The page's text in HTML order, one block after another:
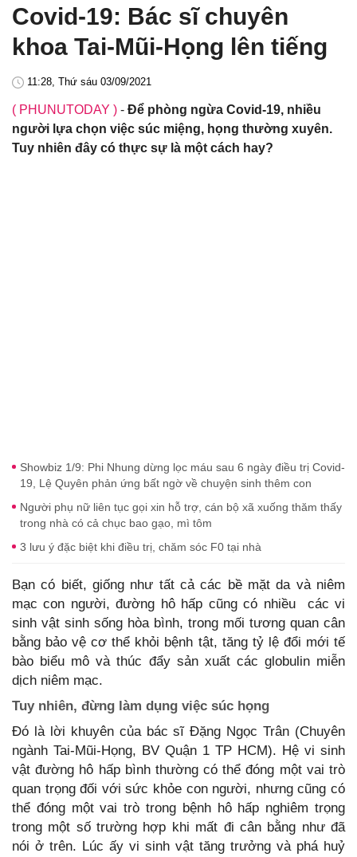
Covid-19: Bác sĩ chuyên
khoa Tai-Mũi-Họng lên tiếng
11:28, Thứ sáu 03/09/2021
( PHUNUTODAY ) - Để phòng ngừa Covid-19, nhiều
người lựa chọn việc súc miệng, họng thường xuyên.
Tuy nhiên đây có thực sự là một cách hay?
Showbiz 1/9: Phi Nhung dừng lọc máu sau 6 ngày điều trị Covid-
19, Lệ Quyên phản ứng bất ngờ về chuyện sinh thêm con
Người phụ nữ liên tục gọi xin hỗ trợ, cán bộ xã xuống thăm thấy
trong nhà có cả chục bao gạo, mì tôm
3 lưu ý đặc biệt khi điều trị, chăm sóc F0 tại nhà
Bạn có biết, giống như tất cả các bề mặt da và niêm
mạc con người, đường hô hấp cũng có nhiều các vi
sinh vật sinh sống hòa bình, trong mối tương quan cân
bằng bảo vệ cơ thể khỏi bệnh tật, tăng tỷ lệ đổi mới tế
bào biểu mô và thúc đẩy sản xuất các globulin miễn
dịch niêm mạc.
Tuy nhiên, đừng làm dụng việc súc họng
Đó là lời khuyên của bác sĩ Đặng Ngọc Trân (Chuyên
ngành Tai-Mũi-Họng, BV Quận 1 TP HCM). Hệ vi sinh
vật đường hô hấp bình thường có thể đóng một vai trò
quan trọng đối với sức khỏe con người, nhưng cũng có
thể đóng một vai trò trong bệnh hô hấp nghiêm trọng
trong một số trường hợp khi mất đi cân bằng như đã
nói ở trên. Lúc ấy vi sinh vật tăng trưởng và phá huỷ